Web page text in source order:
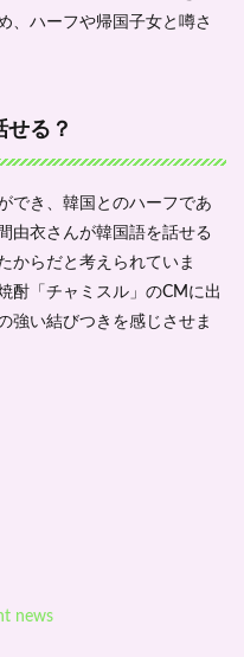
、ハーフや帰国子女と噂さ
る？
でき、韓国とのハーフであ
由衣さんが韓国語を話せる
からだと考えられていま
酎「チャミスル」のCMに出
強い結びつきを感じさせま
news